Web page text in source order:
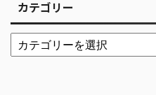
カテゴリー